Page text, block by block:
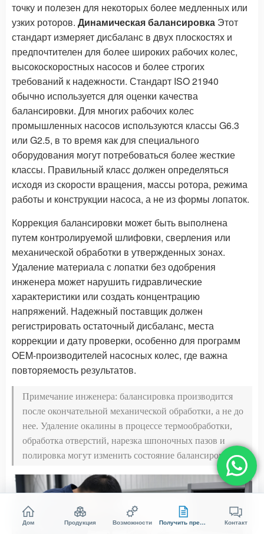
точку и полезен для некоторых более медленных или
узких роторов. Динамическая балансировка Этот
стандарт измеряет дисбаланс в двух плоскостях и
предпочтителен для более широких рабочих колес,
высокоскоростных насосов и более строгих
требований к надежности. Стандарт ISO 21940
обычно используется для оценки качества
балансировки. Для многих рабочих колес
промышленных насосов используются классы G6.3
или G2.5, в то время как для специального
оборудования могут потребоваться более жесткие
классы. Правильный класс должен определяться
исходя из скорости вращения, массы ротора, режима
работы и конструкции насоса, а не из формы лопаток.
Коррекция балансировки может быть выполнена
путем контролируемой шлифовки, сверления или
механической обработки в утвержденных зонах.
Удаление материала с лопатки без одобрения
инженера может нарушить гидравлические
характеристики или создать концентрацию
напряжений. Надежный поставщик должен
регистрировать остаточный дисбаланс, места
коррекции и дату проверки, особенно для программ
OEM-производителей насосных колес, где важна
повторяемость результатов.
Примечание инженера: балансировка производится
после окончательной механической обработки, а не до
нее. Удаление окалины в процессе термообработки,
обработка отверстий, нарезка шпоночных пазов и
полировка могут изменить состояние балансировки.
Дом Продукция Возможности Получить предложение Контакт